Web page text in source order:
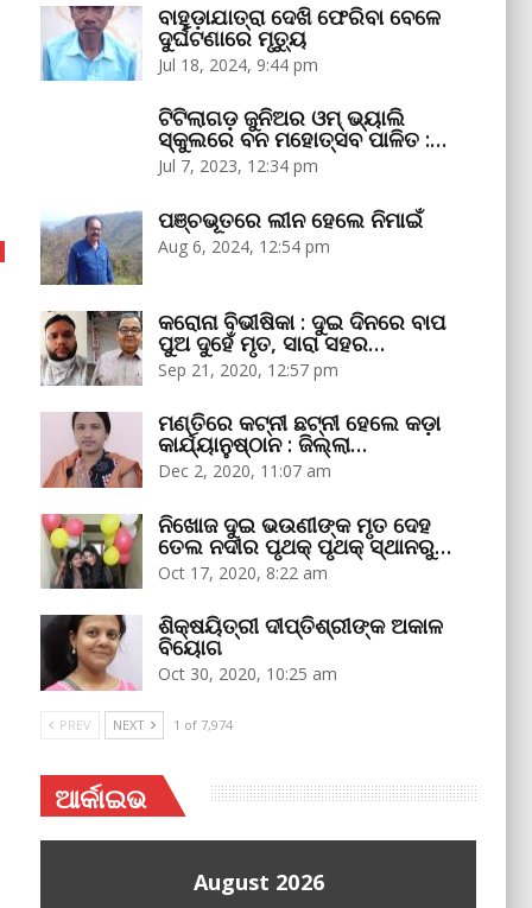
ବାହୁଡ଼ାଯାତ୍ରା ଦେଖି ଫେରିବା ବେଳେ
ଦୁର୍ଘଟଣାରେ ମୃତ୍ୟୁ
Jul 18, 2024, 9:44 pm
ଟିଟିଲାଗଡ଼ ଜୁନିଅର ଓମ୍‌ ଭ୍ୟାଲି
ସ୍କୁଲରେ ବନ ମହୋତ୍ସବ ପାଳିତ :…
Jul 7, 2023, 12:34 pm
ପଞ୍ଚଭୂତରେ ଲୀନ ହେଲେ ନିମାଇଁ
Aug 6, 2024, 12:54 pm
କରୋନା ବିଭୀଷିକା : ଦୁଇ ଦିନରେ ବାପ
ପୁଅ ଦୁହେଁ ମୃତ, ସାରା ସହର…
Sep 21, 2020, 12:57 pm
ମଣ୍ତିରେ କଟ୍‌ନୀ ଛଟ୍‌ନୀ ହେଲେ କଡ଼ା
କାର୍ଯ୍ୟାନୁଷ୍ଠାନ : ଜିଲ୍ଲା…
Dec 2, 2020, 11:07 am
ନିଖୋଜ ଦୁଇ ଭଉଣୀଙ୍କ ମୃତ ଦେହ
ତେଲ ନଦୀର ପୃଥକ୍‌ ପୃଥକ୍‌ ସ୍ଥାନରୁ…
Oct 17, 2020, 8:22 am
ଶିକ୍ଷୟିତ୍ରୀ ଦୀପ୍ତିଶ୍ରୀଙ୍କ ଅକାଳ
ବିୟୋଗ
Oct 30, 2020, 10:25 am
PREV NEXT 1 of 7,974
ଆର୍କାଇଭ
August 2026